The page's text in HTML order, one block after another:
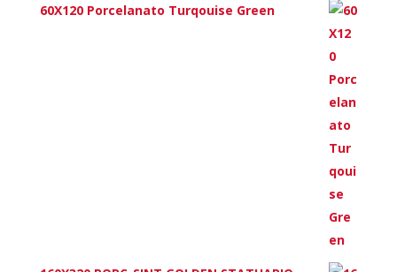
60X120 Porcelanato Turqouise Green